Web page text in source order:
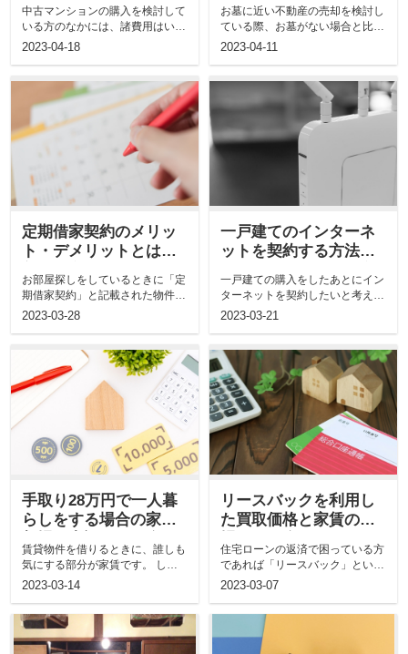
ご紹介
中古マンションの購入を検討して
いる方のなかには、諸費用はいく
らかかるか知りたい方もいらっし
2023-04-18
意点をご紹介
お墓に近い不動産の売却を検討し
ている際、お墓がない場合と比較
すると価格が低いとお悩みの方も
2023-04-11
定期借家契約のメリッ
ト・デメリットとは？
普通借家契約との違い
も解説！
お部屋探しをしているときに「定
期借家契約」と記載された物件を
見かけたことがある方もいるはず
2023-03-28
一戸建てのインターネ
ットを契約する方法と
は？ルーターの選び方
もご紹介
一戸建ての購入をしたあとにイン
ターネットを契約したいと考えて
いる方向けに、購入後にインター
2023-03-21
手取り28万円で一人暮
らしをする場合の家賃
賃貸物件を借りるときに、誰しも
気にする部分が家賃です。 しか
し、自身の手取りでどのくらいの
2023-03-14
リースバックを利用し
た買取価格と家賃の相
住宅ローンの返済で困っている方
であれば「リースバック」という
言葉を耳にする機会があるかもし
2023-03-07